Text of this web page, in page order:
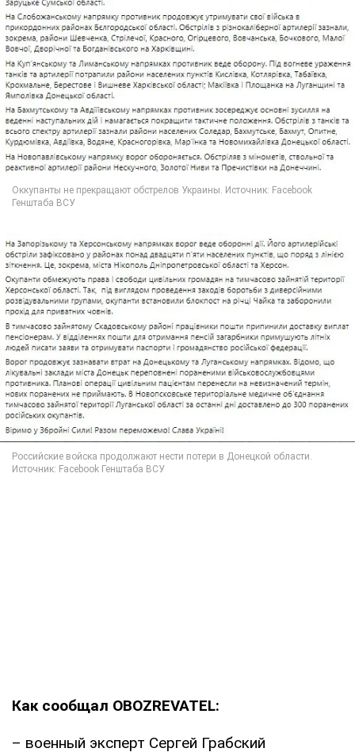
Как сообщал OBOZREVATEL:
– военный эксперт Сергей Грабский